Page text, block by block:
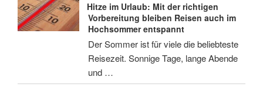
Hitze im Urlaub: Mit der richtigen
Vorbereitung bleiben Reisen auch im
Hochsommer entspannt
Der Sommer ist für viele die beliebteste
Reisezeit. Sonnige Tage, lange Abende
und …